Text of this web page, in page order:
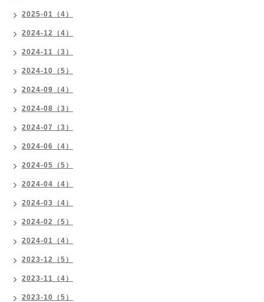
2025-01（4）
2024-12（4）
2024-11（3）
2024-10（5）
2024-09（4）
2024-08（3）
2024-07（3）
2024-06（4）
2024-05（5）
2024-04（4）
2024-03（4）
2024-02（5）
2024-01（4）
2023-12（5）
2023-11（4）
2023-10（5）